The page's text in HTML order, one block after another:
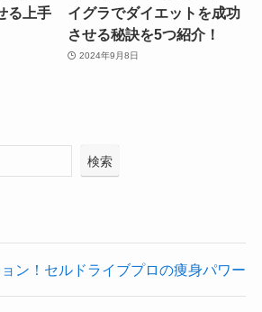
る上手
イグラでダイエットを成功
させる秘訣を5つ紹介！
2024年9月8日
検索
ン！セルドライブプロの痩身パワー